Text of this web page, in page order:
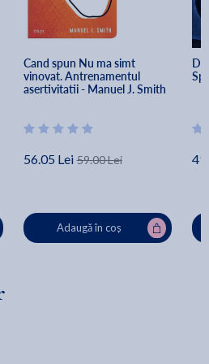
Cand spun Nu ma simt
vinovat. Antrenamentul
asertivitatii - Manuel J. Smith
56.05 Lei 59.00 Lei
Adaugă în coș